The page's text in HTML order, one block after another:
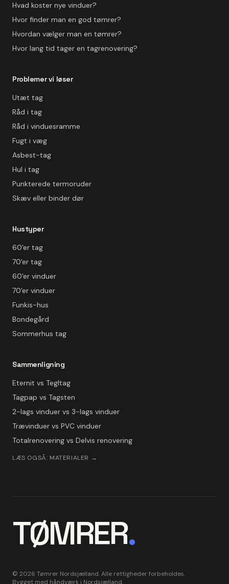
Hvad koster nye vinduer?
Hvor finder man en god tømrer?
Hvordan vælger man en tømrer?
Hvor lang tid tager en tagrenovering?
Problemer vi løser
Utæt tag
Råd i tag
Råd i vinduesramme
Fugt i væg
Asbest-tag
Hul i tag
Punkterede termoruder
Skæv eller binder dør
Hustyper
60'er tag
70'er tag
60'er vinduer
70'er vinduer
Funkis-hus
Bondegård
Sommerhus tag
Sammenligning
Eternit vs Tegltag
Tagpap vs Tagsten
2-lags vinduer vs 3-lags vinduer
Trævinduer vs PVC vinduer
Totalrenovering vs Delvis renovering
LÆS OGSÅ: MATERIALER →
TØMRER.
© 2026 Tømrer Nordsjælland. Alle rettigheder forbeholdes.
Bygget med håndværk i Nordsjælland.